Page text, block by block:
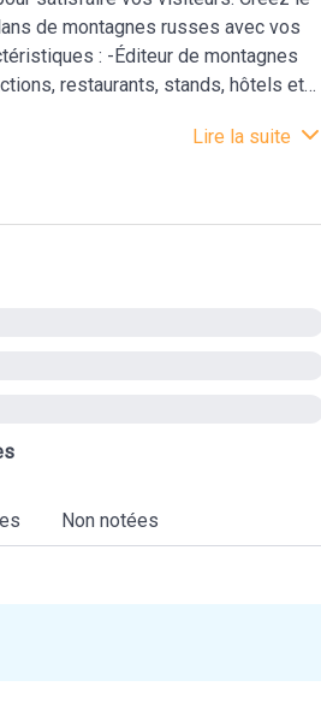
de montagnes russes avec vos
: -Éditeur de montagnes
restaurants, stands, hôtels et
d'attractions ultime. Connectez-
des montagnes russes. -Terminez
Lire la suite
Non notées